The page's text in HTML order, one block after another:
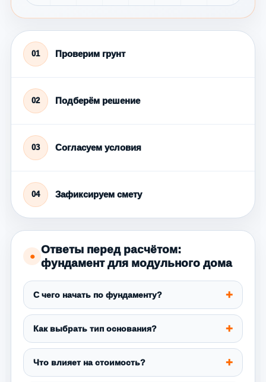
01 Проверим грунт
02 Подберём решение
03 Согласуем условия
04 Зафиксируем смету
●
Ответы перед расчётом:
фундамент для модульного дома
С чего начать по фундаменту?
Как выбрать тип основания?
Что влияет на стоимость?